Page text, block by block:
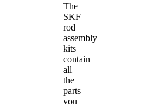
The
SKF
rod
assembly
kits
contain
all
the
parts
you